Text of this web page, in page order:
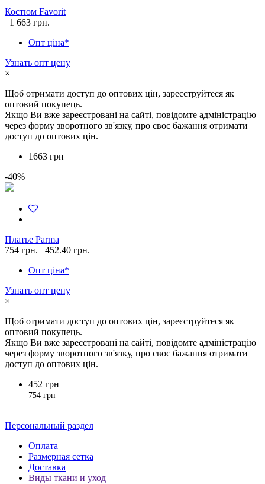
Костюм Favorit
1 663 грн.
Опт ціна*
Узнать опт цену
×
Щоб отримати доступ до оптових цін, зареєструйтеся як
оптовий покупець.
Якщо Ви вже зареєстровані на сайті, повідомте адміністрацію
через форму зворотного зв'язку, про своє бажання отримати
доступ до оптових цін.
1663 грн
-40%
Платье Parma
754 грн.
452.40 грн.
Опт ціна*
Узнать опт цену
×
Щоб отримати доступ до оптових цін, зареєструйтеся як
оптовий покупець.
Якщо Ви вже зареєстровані на сайті, повідомте адміністрацію
через форму зворотного зв'язку, про своє бажання отримати
доступ до оптових цін.
452 грн
754 грн
Персональный раздел
Оплата
Размерная сетка
Доставка
Виды ткани и уход